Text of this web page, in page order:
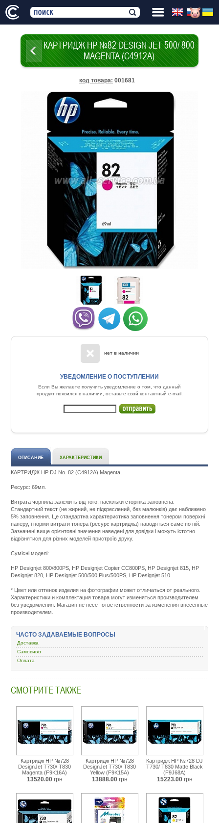
КАРТРИДЖ HP №82 DESIGN JET 500/ 800
MAGENTA (C4912A)
код товара: 001681
нет в наличии
УВЕДОМЛЕНИЕ О ПОСТУПЛЕНИИ
Если Вы желаете получить уведомление о том, что данный
продукт появился в наличии, оставьте свой контактный e-mail.
ОПИСАНИЕ ХАРАКТЕРИСТИКИ
КАРТРИДЖ HP DJ No. 82 (C4912A) Magenta,
Ресурс: 69мл.
Витрата чорнила залежить від того, наскільки сторінка заповнена.
Стандартний текст (не жирний, не підкреслений, без малюнків) дає наближено
5% заповнення. Це стандартна характеристика заповнення тонером поверхні
паперу, і норми витрати тонера (ресурс картриджа) наводяться саме по ній.
Зазначені вище орієнтовні значення наведені для довідки і можуть істотно
відрізнятися для різних моделей пристроїв друку.
Сумісні моделі:
HP Designjet 800/800PS, HP Designjet Copier CC800PS, HP Designjet 815, HP
Designjet 820, HP Designjet 500/500 Plus/500PS, HP Designjet 510
rashodnye-
materialy/5258-
strujnyh-
82-
design-
500-
800-
* Цвет или оттенок изделия на фотографии может отличаться от реального.
Характеристики и комплектация товара могут изменяться производителем
без уведомления. Магазин не несет ответственности за изменения внесенные
производителем.
ЧАСТО ЗАДАВАЕМЫЕ ВОПРОСЫ
Доставка
Самовивіз
Оплата
СМОТРИТЕ ТАКЖЕ
Картридж HP №728
DesignJet T730/ T830
Magenta (F9K16A)
13520.00 грн
Картридж HP №728
DesignJet T730/ T830
Yellow (F9K15A)
13888.00 грн
Картридж HP №728 DJ
T730/ T830 Matte Black
(F9J68A)
15223.00 грн